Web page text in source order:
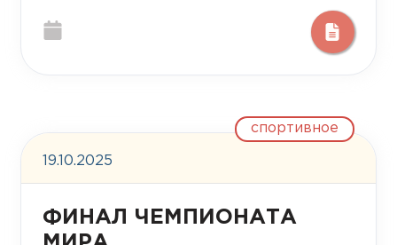
19.10.2025
спортивное
ФИНАЛ ЧЕМПИОНАТА